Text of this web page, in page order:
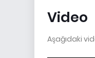
Video
Aşağıdaki